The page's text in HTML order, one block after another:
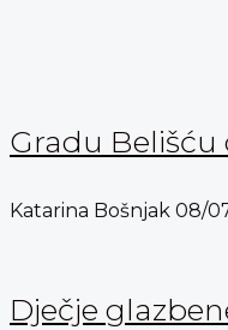
Gradu
Katarina Bošnjak 08/
Dječje